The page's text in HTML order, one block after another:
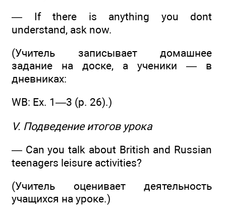
— If there is anything you dont
understand, ask now.
(Учитель записывает домашнее
задание на доске, а ученики — в
дневниках:
WB: Ех. 1—3 (р. 26).)
V. Подведение итогов урока
— Can you talk about British and Russian
teenagers leisure activities?
(Учитель оценивает деятельность
учащихся на уроке.)